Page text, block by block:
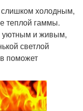
холодным,
теплой гаммы.
уютным и живым,
светлой
поможет